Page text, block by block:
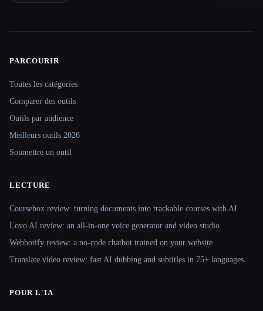
Site navigation
PARCOURIR
Toutes les catégories
Comparer des outils
Outils par audience
Meilleurs outils 2026
Soumettre un outil
LECTURE
Coursebox review: turning documents into trackable courses with AI
Lovo AI review: an all-in-one voice generator and video studio
Webbotify review: a no-code chatbot trained on your website
Translate.video review: fast AI dubbing and subtitles in 75+ languages
POUR L'IA